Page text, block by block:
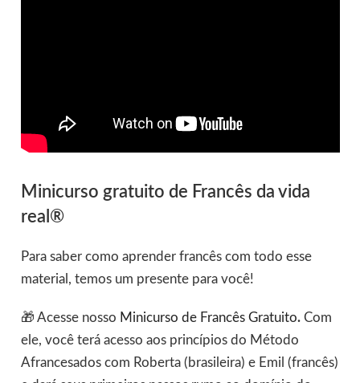
Minicurso gratuito de Francês da vida
real®
Para saber como aprender francês com todo esse
material, temos um presente para você!
🎁 Acesse nosso Minicurso de Francês Gratuito.Com
ele, você terá acesso aos princípios do Método
Afrancesados com Roberta (brasileira) e Emil (francês)